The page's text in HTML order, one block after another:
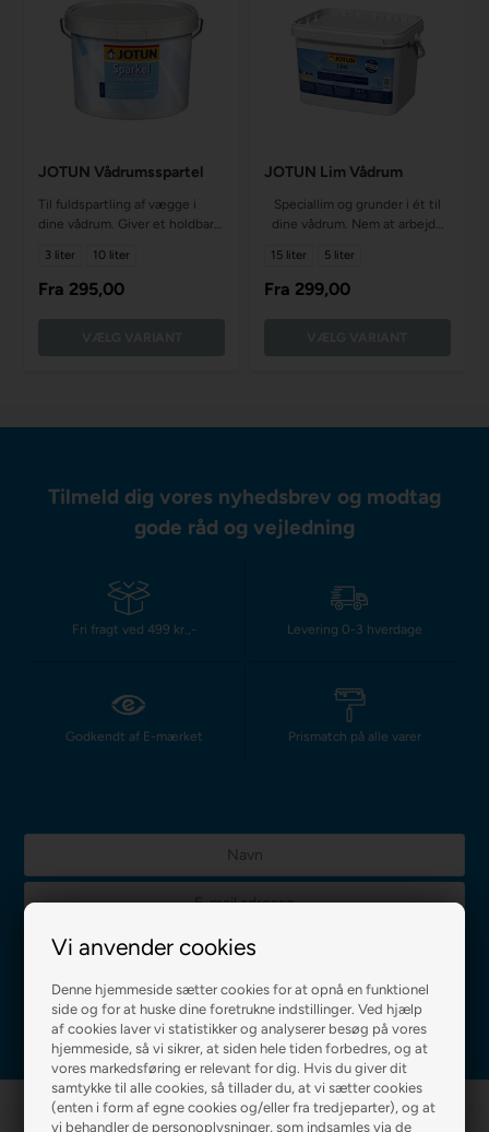
Vi anvender cookies
Denne hjemmeside sætter cookies for at opnå en funktionel
side og for at huske dine foretrukne indstillinger. Ved hjælp
af cookies laver vi statistikker og analyserer besøg på vores
hjemmeside, så vi sikrer, at siden hele tiden forbedres, og at
vores markedsføring er relevant for dig. Hvis du giver dit
samtykke til alle cookies, så tillader du, at vi sætter cookies
(enten i form af egne cookies og/eller fra tredjeparter), og at
vi behandler de personoplysninger, som indsamles via de
JOTUN Vådrumsspartel
Til fuldspartling af vægge i
dine vådrum. Giver et holdbart
3 liter 10 liter
Fra 295,00
JOTUN Lim Vådrum
Speciallim og grunder i ét til
dine vådrum. Nem at arbejde
15 liter 5 liter
Fra 299,00
Tilmeld dig vores nyhedsbrev og modtag
gode råd og vejledning
Fri fragt ved 499 kr.,- Levering 0-3 hverdage
Godkendt af E-mærket Prismatch på alle varer
Jeg accepterer